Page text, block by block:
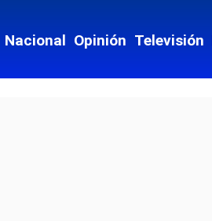
Nacional Opinión Televisión